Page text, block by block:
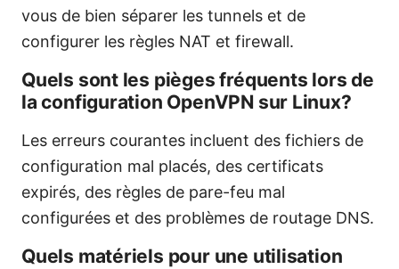
vous de bien séparer les tunnels et de
configurer les règles NAT et firewall.
Quels sont les pièges fréquents lors de
la configuration OpenVPN sur Linux?
Les erreurs courantes incluent des fichiers de
configuration mal placés, des certificats
expirés, des règles de pare-feu mal
configurées et des problèmes de routage DNS.
Quels matériels pour une utilisation